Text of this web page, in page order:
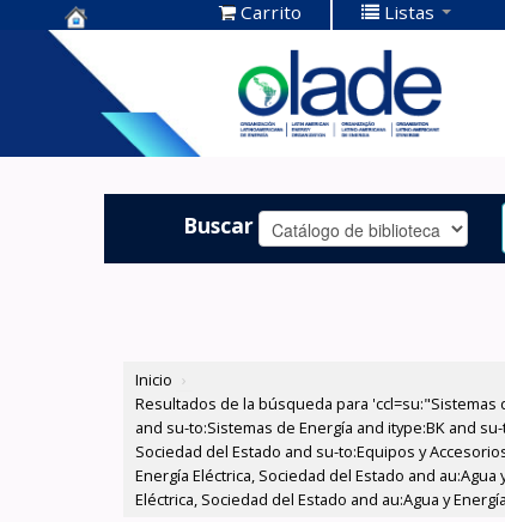
Centro de
Documentación
OLADE -
Carrito Listas
Buscar
Inicio ›
Resultados de la búsqueda para 'ccl=su:"Sistemas
and su-to:Sistemas de Energía and itype:BK and
Sociedad del Estado and su-to:Equipos y
Energía Eléctrica, Sociedad del Estado and
Eléctrica, Sociedad del Estado and au:Agua y